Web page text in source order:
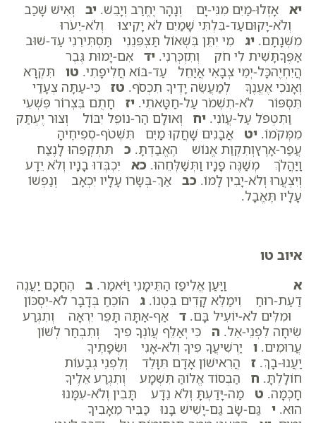
יא אָזְלוּ-מַיִם מִנִּי-יָם וְנָהָר יֶחֱרַב וְיָבֵשׁ. יב וְאִישׁ שָׁכַב
וְלֹא-יָקוּםעַד-בִּלְתִּי שָׁמַיִם לֹא יָקִיצוּ וְלֹא-יֵעֹרוּ
מִשְּׁנָתָם. יג מִי יִתֵּן בִּשְׁאוֹל תַּצְפִּנֵנִי תַּסְתִּירֵנִי עַד-שׁוּב
אַפֶּךָתָּשִׁית לִי חֹק וְתִזְכְּרֵנִי. יד אִם-יָמוּת גֶּבֶר
הֲיִחְיֶהכָּל-יְמֵי צְבָאִי אֲיַחֵל עַד-בּוֹא חֲלִיפָתִי. טו תִּקְרָא
וְאָנֹכִי אֶעֱנֶךָּ לְמַעֲשֵׂה יָדֶיךָ תִכְסֹף. טז כִּי-עַתָּה צְעָדַי
תִּסְפּוֹר לֹא-תִשְׁמֹר עַל-חַטָּאתִי. יז חָתֻם בִּצְרוֹר פִּשְׁעִי
וַתִּטְפֹּל עַל-עֲו‍ֹנִי. יח וְאוּלָם הַר-נוֹפֵל יִבּוֹל וְצוּר יֶעְתַּק
מִמְּקֹמוֹ. יט אֲבָנִים שָׁחֲקוּ מַיִם תִּשְׁטֹף-סְפִיחֶיהָ
עֲפַר-אָרֶץוְתִקְוַת אֱנוֹשׁ הֶאֱבַדְתָּ. כ תִּתְקְפֵהוּ לָנֶצַח
וַיַּהֲלֹךְ מְשַׁנֶּה פָנָיו וַתְּשַׁלְּחֵהוּ. כא יִכְבְּדוּ בָנָיו וְלֹא יֵדָע
וְיִצְעֲרוּ וְלֹא-יָבִין לָמוֹ. כב אַךְ-בְּשָׂרוֹ עָלָיו יִכְאָב וְנַפְשׁוֹ
עָלָיו תֶּאֱבָל.
איוב טו
א וַיַּעַן אֱלִיפַז הַתֵּימָנִי וַיֹּאמַר. ב הֶחָכָם יַעֲנֶה
דַעַת-רוּחַ וִימַלֵּא קָדִים בִּטְנוֹ. ג הוֹכֵחַ בְּדָבָר לֹא-יִסְכּוֹן
וּמִלִּים לֹא-יוֹעִיל בָּם. ד אַף-אַתָּה תָּפֵר יִרְאָה וְתִגְרַע
שִׂיחָה לִפְנֵי-אֵל. ה כִּי יְאַלֵּף עֲו‍ֹנְךָ פִיךָ וְתִבְחַר לְשׁוֹן
עֲרוּמִים. ו יַרְשִׁיעֲךָ פִיךָ וְלֹא-אָנִי וּשְׂפָתֶיךָ
יַעֲנוּ-בָךְ. ז הֲרִאישׁוֹן אָדָם תִּוָּלֵד וְלִפְנֵי גְבָעוֹת
חוֹלָלְתָּ. ח הַבְסוֹד אֱלוֹהַּ תִּשְׁמָע וְתִגְרַע אֵלֶיךָ
חָכְמָה. ט מַה-יָּדַעְתָּ וְלֹא נֵדָע תָּבִין וְלֹא-עִמָּנוּ
הוּא. י גַּם-שָׂב גַּם-יָשִׁישׁ בָּנוּ כַּבִּיר מֵאָבִיךָ